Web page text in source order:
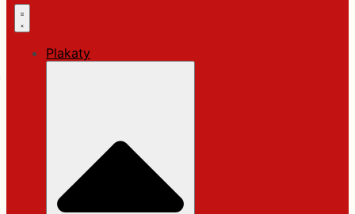
Plakaty